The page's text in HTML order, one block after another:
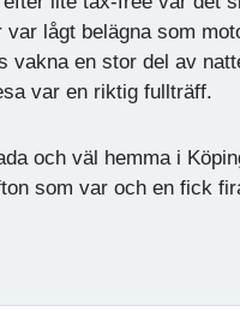
lågt belägna som
vakna en stor del av
var en riktig fullträff.
och väl hemma i
som var och en fick